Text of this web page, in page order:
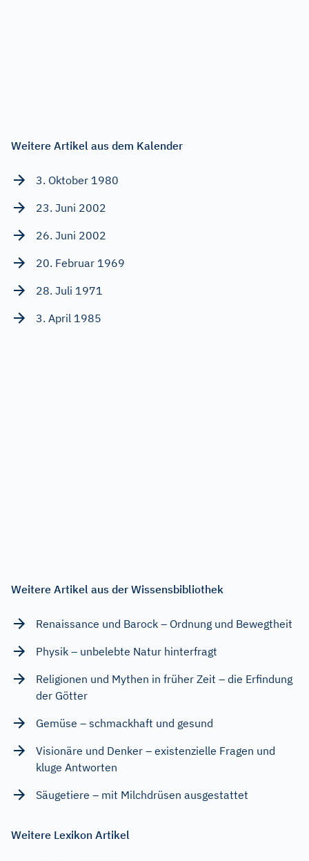
Weitere Artikel aus dem Kalender
3. Oktober 1980
23. Juni 2002
26. Juni 2002
20. Februar 1969
28. Juli 1971
3. April 1985
Weitere Artikel aus der Wissensbibliothek
Renaissance und Barock – Ordnung und Bewegtheit
Physik – unbelebte Natur hinterfragt
Religionen und Mythen in früher Zeit – die Erfindung
der Götter
Gemüse – schmackhaft und gesund
Visionäre und Denker – existenzielle Fragen und
kluge Antworten
Säugetiere – mit Milchdrüsen ausgestattet
Weitere Lexikon Artikel